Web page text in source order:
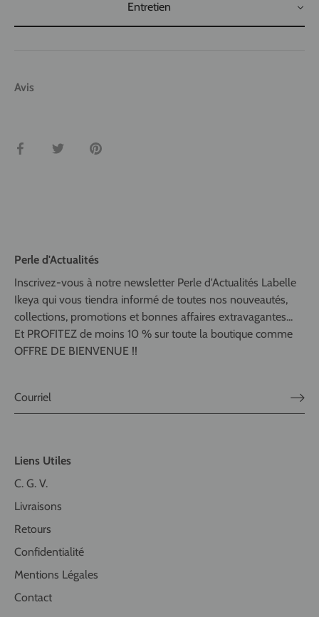
Entretien
Avis
Partager TweeterÉpingler
Perle d'Actualités
Inscrivez-vous à notre newsletter Perle d'Actualités Labelle
Ikeya qui vous tiendra informé de toutes nos nouveautés,
collections, promotions et bonnes affaires extravagantes...
Et PROFITEZ de moins 10 % sur toute la boutique comme
OFFRE DE BIENVENUE !!
Liens Utiles
C. G. V.
Livraisons
Retours
Confidentialité
Mentions Légales
Contact